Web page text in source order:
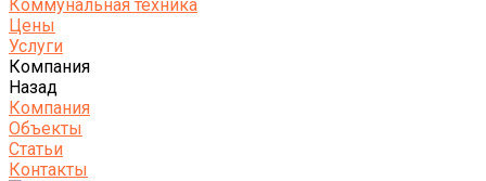
Коммунальная техника
Цены
Услуги
Компания
Назад
Компания
Объекты
Статьи
Контакты